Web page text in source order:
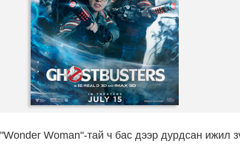
Woman"-тай ч бас дээр дурдсан ижил